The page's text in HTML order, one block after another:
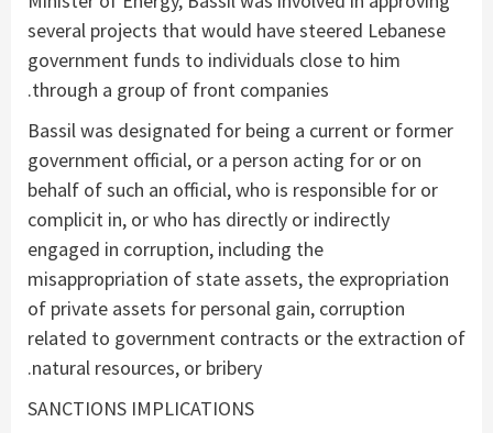
several projects that would have steered Lebanese
government funds to individuals close to him
through a group of front companies.
Bassil was designated for being a current or former
government official, or a person acting for or on
behalf of such an official, who is responsible for or
complicit in, or who has directly or indirectly
engaged in corruption, including the
misappropriation of state assets, the expropriation
of private assets for personal gain, corruption
related to government contracts or the extraction of
natural resources, or bribery.
SANCTIONS IMPLICATIONS